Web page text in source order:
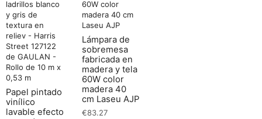
Papel pintado
vinílico
lavable efecto
Lámpara de
sobremesa
fabricada en
madera y tela
60W color
madera 40
cm Laseu AJP
€83.27